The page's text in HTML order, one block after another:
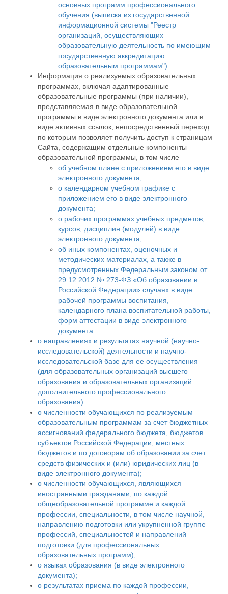
основных программ профессионального
обучения (выписка из государственной
информационной системы "Реестр
организаций, осуществляющих
образовательную деятельность по имеющим
государственную аккредитацию
образовательным программам")
Информация о реализуемых образовательных
программах, включая адаптированные
образовательные программы (при наличии),
представляемая в виде образовательной
программы в виде электронного документа или в
виде активных ссылок, непосредственный переход
по которым позволяет получить доступ к страницам
Сайта, содержащим отдельные компоненты
образовательной программы, в том числе
об учебном плане с приложением его в виде
электронного документа;
о календарном учебном графике с
приложением его в виде электронного
документа;
о рабочих программах учебных предметов,
курсов, дисциплин (модулей) в виде
электронного документа;
об иных компонентах, оценочных и
методических материалах, а также в
предусмотренных Федеральным законом от
29.12.2012 № 273-ФЗ «Об образовании в
Российской Федерации» случаях в виде
рабочей программы воспитания,
календарного плана воспитательной работы,
форм аттестации в виде электронного
документа.
о направлениях и результатах научной (научно-
исследовательской) деятельности и научно-
исследовательской базе для ее осуществления
(для образовательных организаций высшего
образования и образовательных организаций
дополнительного профессионального
образования)
о численности обучающихся по реализуемым
образовательным программам за счет бюджетных
ассигнований федерального бюджета, бюджетов
субъектов Российской Федерации, местных
бюджетов и по договорам об образовании за счет
средств физических и (или) юридических лиц (в
виде электронного документа);
о численности обучающихся, являющихся
иностранными гражданами, по каждой
общеобразовательной программе и каждой
профессии, специальности, в том числе научной,
направлению подготовки или укрупненной группе
профессий, специальностей и направлений
подготовки (для профессиональных
образовательных программ);
о языках образования (в виде электронного
документа);
о результатах приема по каждой профессии,